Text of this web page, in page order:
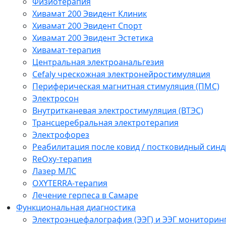
Хивамат 200 Эвидент Клиник
Хивамат 200 Эвидент Спорт
Хивамат 200 Эвидент Эстетика
Хивамат-терапия
Центральная электроанальгезия
Cefaly чреcкожная электронейростимуляция
Периферическая магнитная стимуляция (ПМС)
Электросон
Внутритканевая электростимуляция (ВТЭС)
Трансцеребральная электротерапия
Электрофорез
Реабилитация после ковид / постковидный
ReOxy-терапия
Лазер МЛС
OXYTERRA-терапия
Лечение герпеса в Самаре
Функциональная диагностика
Электроэнцефалография (ЭЭГ) и ЭЭГ